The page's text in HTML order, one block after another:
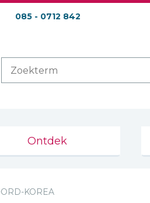
085 - 0712 842
Ontdek
KOREA